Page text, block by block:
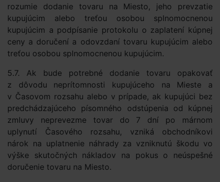
rozumie dodanie tovaru na Miesto, jeho prevzatie
kupujúcim alebo treťou osobou splnomocnenou
kupujúcim a podpísanie protokolu o zaplatení kúpnej
ceny a doručení a odovzdaní tovaru kupujúcim alebo
treťou osobou splnomocnenou kupujúcim.
5.7. Ak bude potrebné dodanie tovaru opakovať
z dôvodu neprítomnosti kupujúceho na Mieste a
v Časovom rozsahu alebo v prípade, ak kupujúci bez
predchádzajúceho písomného odstúpenia od kúpnej
zmluvy neprevezme tovar do 7 dní po márnom
uplynutí Časového rozsahu, vzniká obchodníkovi
nárok na uplatnenie náhrady za vzniknutú škodu vo
výške skutočných nákladov na pokus o neúspešné
doručenie tovaru na Miesto.